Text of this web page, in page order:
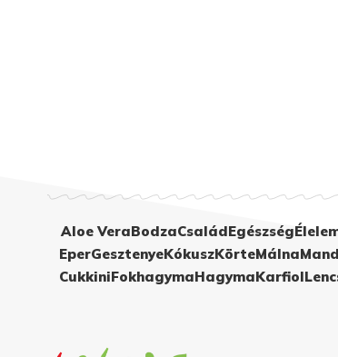
Aloe VeraBodzaCsaládEgészség
EperGesztenyeKókuszKörteMálna
CukkiniFokhagymaHagymaKarfiol